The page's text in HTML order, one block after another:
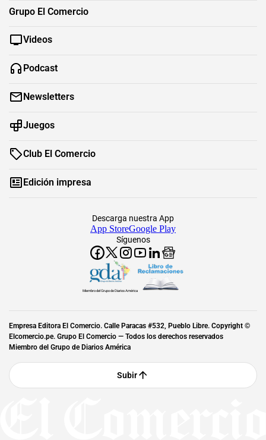
Grupo El Comercio
Videos
Podcast
Newsletters
Juegos
Club El Comercio
Edición impresa
Síguenos
Descarga nuestra App
App StoreGoogle Play
Miembro del Grupo de Diarios América
Empresa Editora El Comercio. Calle Paracas #532, Pueblo Libre. Copyright ©
Elcomercio.pe. Grupo El Comercio — Todos los derechos reservados
Miembro del Grupo de Diarios América
Subir